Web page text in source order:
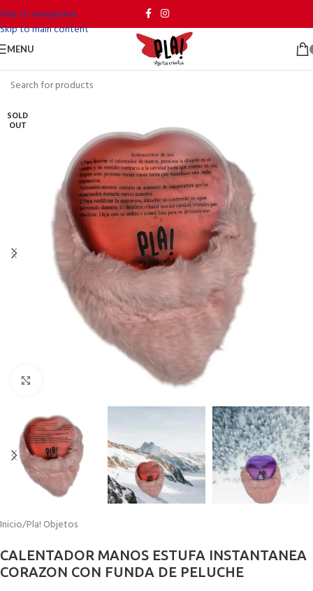
Skip to navigation
Skip to main content
MENU
SOLD
OUT
Inicio/Pla! Objetos
CALENTADOR MANOS ESTUFA INSTANTANEA
CORAZON CON FUNDA DE PELUCHE